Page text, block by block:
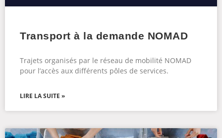
Transport à la demande NOMAD
Trajets organisés par le réseau de mobilité NOMAD
pour l’accès aux différents pôles de services.
LIRE LA SUITE »